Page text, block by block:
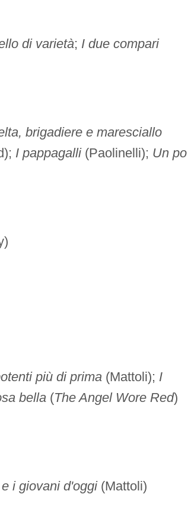
di varietà; I due compari
brigadiere e maresciallo
I pappagalli(Paolinelli); Un
più di prima(Mattoli); I
bella(The Angel Wore Red)
i giovani d'oggi(Mattoli)